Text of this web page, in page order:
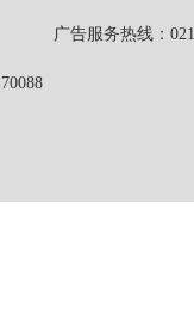
告服务热线：021-